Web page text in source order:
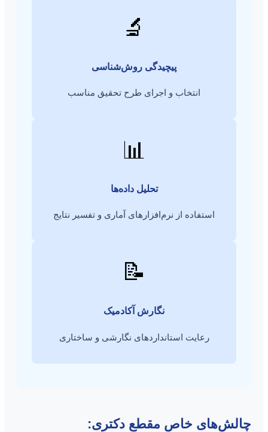
🔬
پیچیدگی روش‌شناسی
انتخاب و اجرای طرح تحقیق مناسب
📊
تحلیل داده‌ها
استفاده از نرم‌افزارهای آماری و تفسیر نتایج
📝
نگارش آکادمیک
رعایت استانداردهای نگارشی و ساختاری
چالش‌های خاص مقطع دکتری: